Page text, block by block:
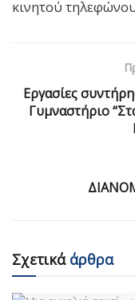
κινητού
Εργασίες
Γυμναστήριο
Σχετικάάρθρα